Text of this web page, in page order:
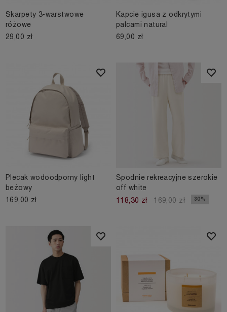
Skarpety 3-warstwowe
różowe
29,00 zł
Kapcie igusa z odkrytymi
palcami natural
69,00 zł
Plecak wodoodporny light
beżowy
169,00 zł
Spodnie rekreacyjne szerokie
off white
118,30 zł
169,00 zł 30%